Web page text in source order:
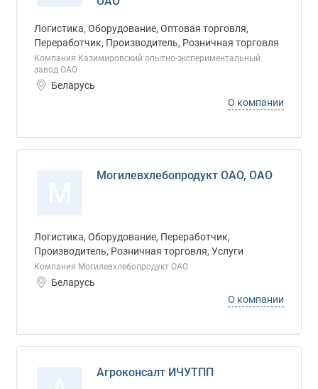
Логистика, Оборудование, Оптовая торговля,
Переработчик, Производитель, Розничная торговля
Компания Казимировский опытно-экспериментальный
завод ОАО
Беларусь
О компании
Могилевхлебопродукт ОАО, ОАО
Логистика, Оборудование, Переработчик,
Производитель, Розничная торговля, Услуги
Компания Могилевхлебопродукт ОАО
Беларусь
О компании
Агроконсалт ИЧУТПП